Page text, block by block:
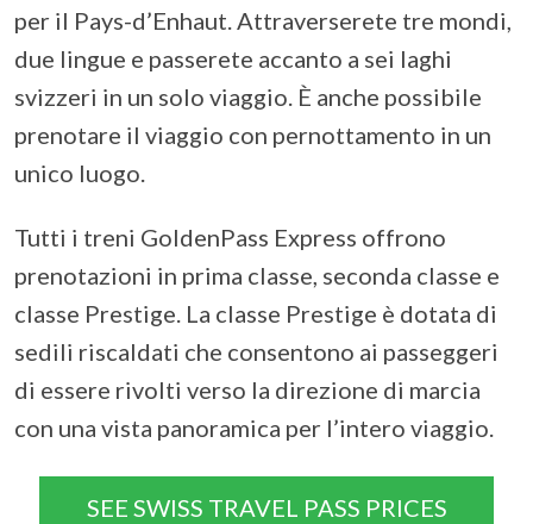
per il Pays-d’Enhaut. Attraverserete tre mondi,
due lingue e passerete accanto a sei laghi
svizzeri in un solo viaggio. È anche possibile
prenotare il viaggio con pernottamento in un
unico luogo.
Tutti i treni GoldenPass Express offrono
prenotazioni in prima classe, seconda classe e
classe Prestige. La classe Prestige è dotata di
sedili riscaldati che consentono ai passeggeri
di essere rivolti verso la direzione di marcia
con una vista panoramica per l’intero viaggio.
SEE SWISS TRAVEL PASS PRICES